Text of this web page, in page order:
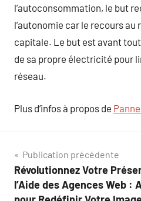
l’autoconsommation, le but
l’autonomie car le recours au
capitale. Le but est avant
de sa propre électricité pour
réseau.
Plus d’infos à propos de
Navigation
de
Publication précédente
Révolutionnez Votre
l’Aide des Agences Web :